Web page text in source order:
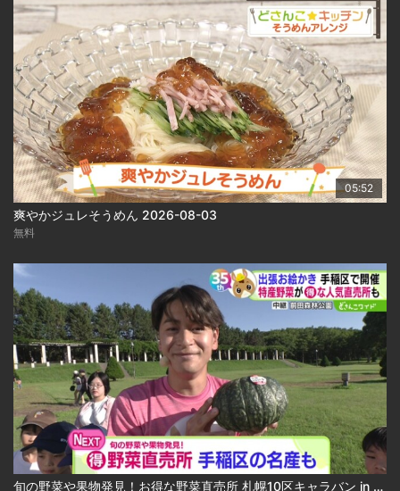
05:52
爽やかジュレそうめん 2026-08-03
無料
旬の野菜や果物発見！お得な野菜直売所 札幌10区キャラバン in 手稲区 2026-08-03